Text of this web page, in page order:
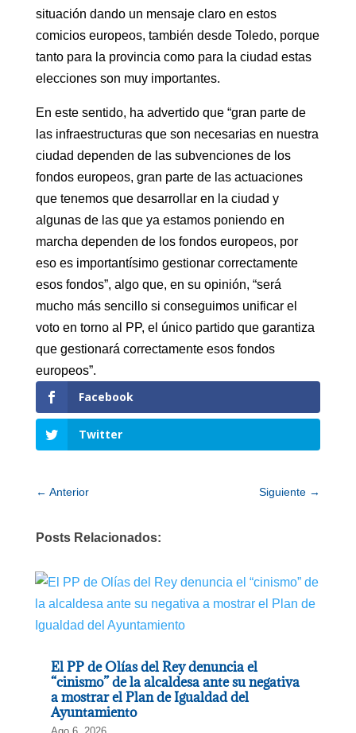
situación dando un mensaje claro en estos
comicios europeos, también desde Toledo, porque
tanto para la provincia como para la ciudad estas
elecciones son muy importantes.
En este sentido, ha advertido que “gran parte de
las infraestructuras que son necesarias en nuestra
ciudad dependen de las subvenciones de los
fondos europeos, gran parte de las actuaciones
que tenemos que desarrollar en la ciudad y
algunas de las que ya estamos poniendo en
marcha dependen de los fondos europeos, por
eso es importantísimo gestionar correctamente
esos fondos”, algo que, en su opinión, “será
mucho más sencillo si conseguimos unificar el
voto en torno al PP, el único partido que garantiza
que gestionará correctamente esos fondos
europeos”.
Facebook
Twitter
← Anterior Siguiente →
Posts Relacionados:
El PP de Olías del Rey denuncia el
“cinismo” de la alcaldesa ante su negativa
a mostrar el Plan de Igualdad del
Ayuntamiento